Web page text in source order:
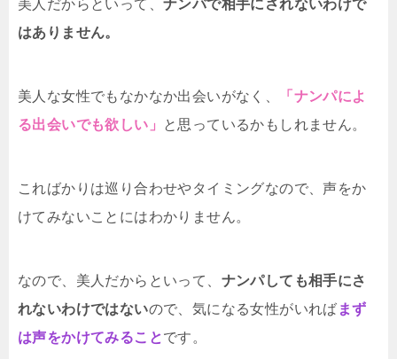
美人だからといって、 ナンパで相手にされないわけで
はありません。
美人な女性でもなかなか出会いがなく、
「ナンパによ
る出会いでも欲しい」
と思っているかもしれません。
こればかりは巡り合わせやタイミングなので、声をか
けてみないことにはわかりません。
なので、美人だからといって、 ナンパしても相手にさ
れないわけではないので、気になる女性がいれば まず
は声をかけてみることです。